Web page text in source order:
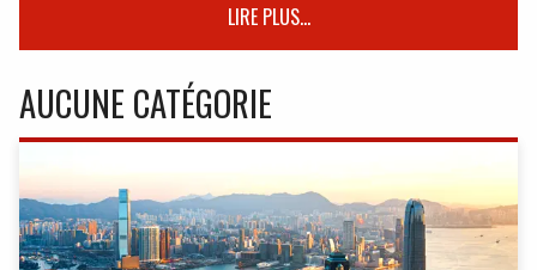
LIRE PLUS...
AUCUNE CATÉGORIE